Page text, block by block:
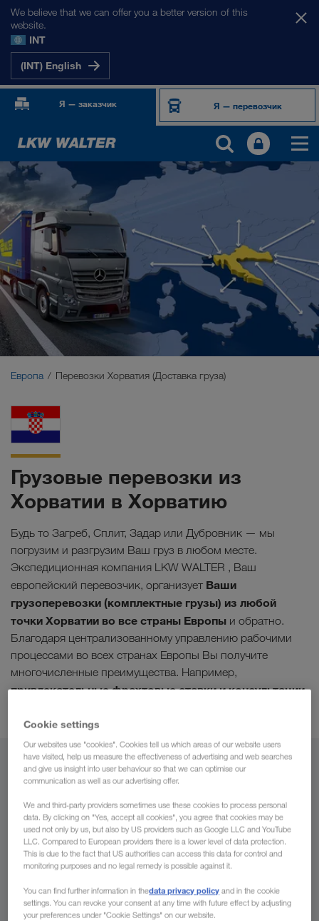
We believe that we can offer you a better version of this
website.
INT
(INT) English
Я — заказчик Я — перевозчик
НАШИ РЫНКИ
Европа
Центральная Азия
Россия
Ближний Восток
Европа Перевозки Хорватия (Доставка груза)
Грузовые перевозки из
Хорватии в Хорватию
Будь то Загреб, Сплит, Задар или Дубровник — мы
погрузим и разгрузим Ваш груз в любом месте.
Экспедиционная компания LKW WALTER , Ваш
европейский перевозчик, организует Ваши
грузоперевозки (комплектные грузы) из любой
точки Хорватии во все страны Европы и обратно.
Благодаря централизованному управлению рабочими
процессами во всех странах Европы Вы получите
многочисленные преимущества. Например,
привлекательные фрахтовые ставки и консультации
Из
Молдавия
Страна
Cookie settings
Our websites use "cookies". Cookies tell us which areas of our website users
have visited, help us measure the effectiveness of advertising and web searches
and give us insight into user behaviour so that we can optimise our
communication as well as our advertising offer.
We and third-party providers sometimes use these cookies to process personal
data. By clicking on "Yes, accept all cookies", you agree that cookies may be
used not only by us, but also by US providers such as Google LLC and YouTube
LLC. Compared to European providers there is a lower level of data protection.
This is due to the fact that US authorities can access this data for control and
monitoring purposes and no legal remedy is possible against it.
You can find further information in thedata privacy policy and in the cookie
settings. You can revoke your consent at any time with future effect by adjusting
your preferences under "Cookie Settings" on our website.